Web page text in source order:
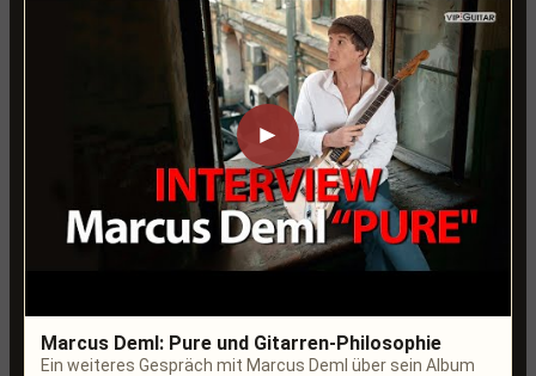
►
Marcus Deml: Pure und Gitarren-Philosophie
Ein weiteres Gespräch mit Marcus Deml über sein Album